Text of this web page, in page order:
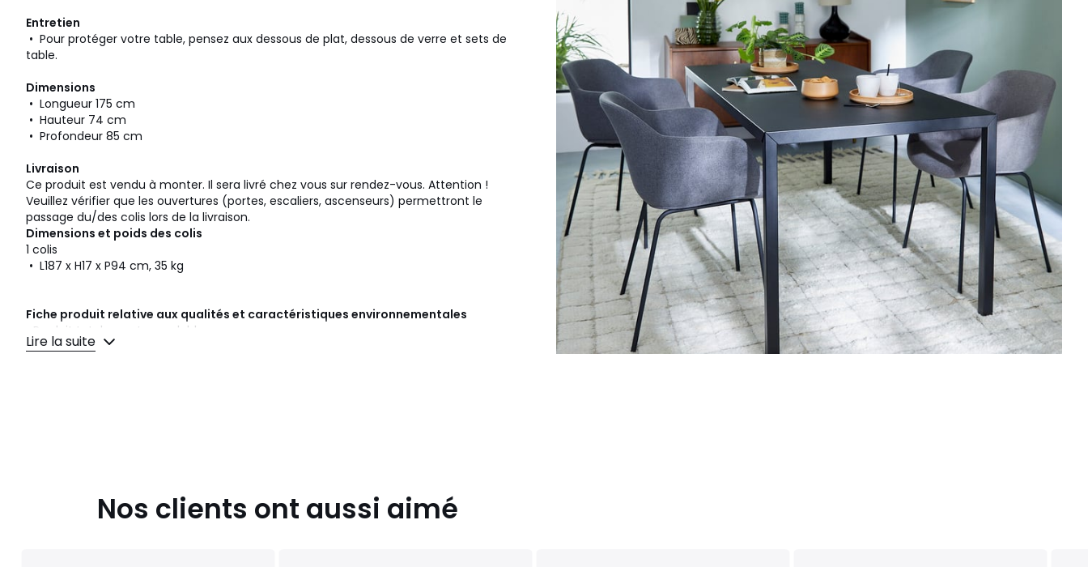
Entretien
• Pour protéger votre table, pensez aux dessous de plat, dessous de verre et sets de
table.
Dimensions
• Longueur 175 cm
• Hauteur 74 cm
• Profondeur 85 cm
Livraison
Ce produit est vendu à monter. Il sera livré chez vous sur rendez-vous. Attention !
Veuillez vérifier que les ouvertures (portes, escaliers, ascenseurs) permettront le
passage du/des colis lors de la livraison.
Dimensions et poids des colis
1 colis
• L187 x H17 x P94 cm, 35 kg
Fiche produit relative aux qualités et caractéristiques environnementales
• Produit totalement recyclable.
En savoir plus sur nos emballages
Lire la suite
Nos clients ont aussi aimé